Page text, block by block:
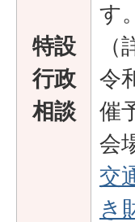
特設
行政
相談
す。
令
催
会
交
き